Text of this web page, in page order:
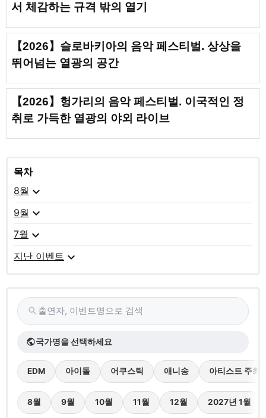
서 체감하는 규격 밖의 열기
【2026】슬로바키아의 음악 페스티벌. 상상을
뛰어넘는 열광의 공간
【2026】헝가리의 음악 페스티벌. 이국적인 정
취로 가득한 열광의 야외 라이브
목차
8월 expand_more
9월 expand_more
7월 expand_more
지난 이벤트 expand_more
search 출연자, 이벤트명으로 검색
public국가명을 선택하세요
EDM 아이돌 어쿠스틱 애니송 아티스트 주최
8월 9월 10월 11월 12월 2027년 1월